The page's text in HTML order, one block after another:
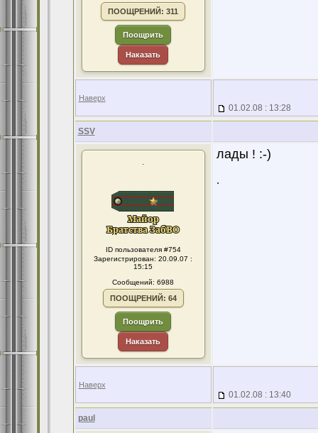
ПООЩРЕНИЙ: 311
Поощрить
Наказать
Наверх
01.02.08 : 13:28
SSV
.
ID пользователя #754
Зарегистрирован: 20.09.07 :
15:15
Сообщений: 6988
ПООЩРЕНИЙ: 64
Поощрить
Наказать
лады ! :-)
.
Наверх
01.02.08 : 13:40
paul